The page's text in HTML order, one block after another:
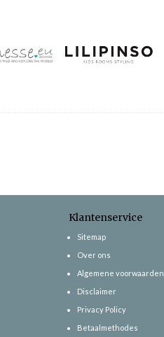
Klantenservice
Sitemap
Over ons
Algemene voorwaarden
Disclaimer
Privacy Policy
Betaalmethodes